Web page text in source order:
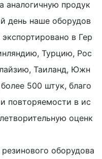
аналогичную продук
день наше оборудов
в Гер
Турцию, Рос
Таиланд, Южн
500 штук, благо
повторяемости в ис
оценк
оборудова